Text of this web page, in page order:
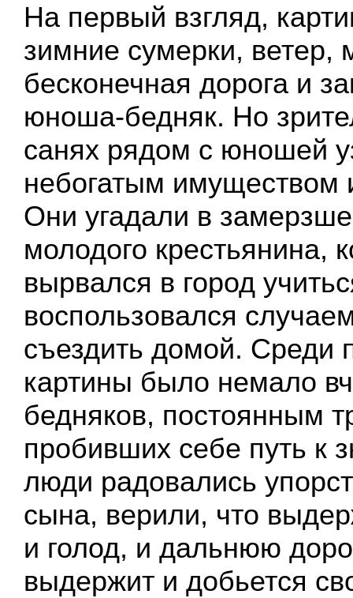
На первый взгляд,
зимние сумерки, ветер,
бесконечная дорога и
юноша-бедняк. Но
санях рядом с юношей
небогатым имуществом
Они угадали в
молодого крестьянина,
вырвался в город
воспользовался
съездить домой. Среди
картины было немало
бедняков, постоянным
пробивших себе путь к
люди радовались
сына, верили, что
и голод, и дальнюю
выдержит и добьется